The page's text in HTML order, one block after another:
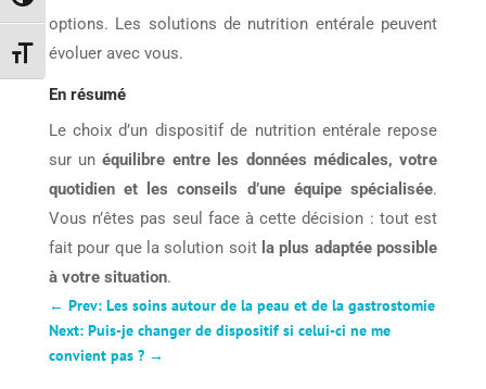
Changer la taille de la police
options. Les solutions de nutrition entérale peuvent
évoluer avec vous.
En résumé
Le choix d’un dispositif de nutrition entérale repose
sur unéquilibre entre les données médicales, votre
quotidien et les conseils d’une équipe spécialisée.
Vous n’êtes pas seul face à cette décision : tout est
fait pour que la solution soit la plus adaptée possible
à votre situation.
← Prev: Les soins autour de la peau et de la gastrostomie
Next: Puis-je changer de dispositif si celui-ci ne me
convient pas ?→